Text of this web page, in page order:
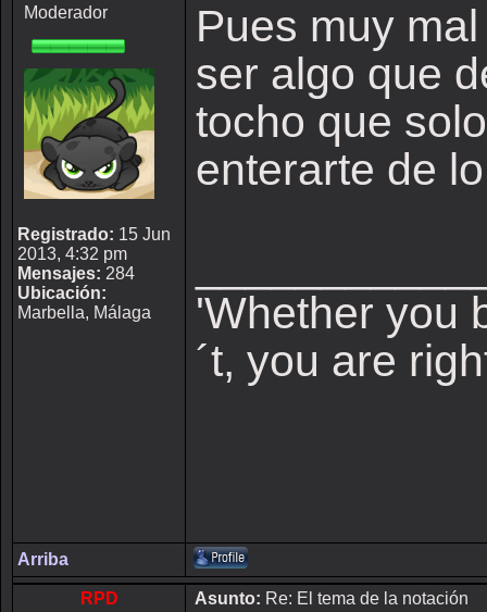
Moderador
Registrado: 15 Jun
2013, 4:32 pm
Mensajes: 284
Ubicación:
Marbella, Málaga
Pues muy
ser algo que
tocho que
enterarte de
'Whether you
´t, you are
Arriba
RPD Asunto: Re: El tema de la notación